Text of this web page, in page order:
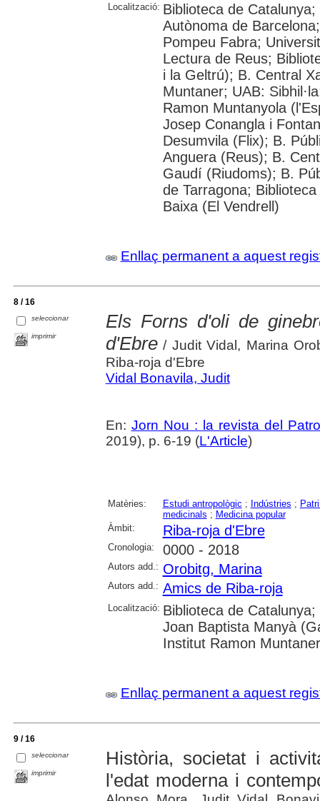
Localització: Biblioteca de
Autònoma de
Pompeu Fabra;
Lectura de Reus;
i la Geltrú); B. Central
Muntaner; UAB:
Ramon Muntanyola
Josep Conangla i
Desumvila (Flix); B.
Anguera (Reus); B.
Gaudí (Riudoms); B.
de Tarragona;
Baixa (El Vendrell)
Enllaç permanent a aquest
8 / 16
seleccionar
imprimir
Els Forns d'oli de
d'Ebre/ Judit Vidal, Marina
Riba-roja d'Ebre
Vidal Bonavila, Judit
En: Jorn Nou : la revista del
2019), p. 6-19 (L'Article)
Matèries: Estudi antropològic ; Indústries ;
medicinals ; Medicina popular
Àmbit:
Riba-roja d'Ebre
Cronologia: 0000 - 2018
Autors add.: Orobitg, Marina
Autors add.: Amics de Riba-roja
Localització: Biblioteca de
Joan Baptista Manyà
Institut Ramon Muntaner
Enllaç permanent a aquest
9 / 16
seleccionar
imprimir
Història, societat i
l'edat moderna i